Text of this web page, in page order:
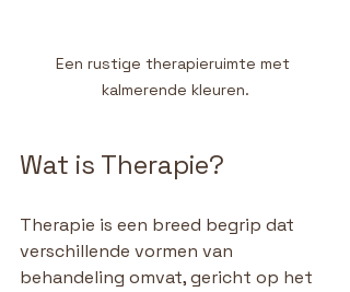
Een rustige therapieruimte met
kalmerende kleuren.
Wat is Therapie?
Therapie is een breed begrip dat
verschillende vormen van
behandeling omvat, gericht op het